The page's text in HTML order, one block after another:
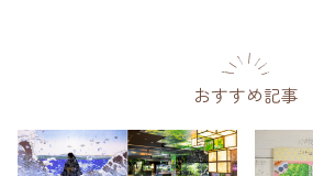
おすすめ記事